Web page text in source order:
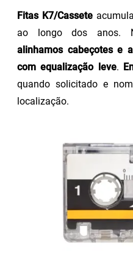
Fitas K7/Cassete
ao longo dos anos.
alinhamos cabeçotes e
com equalização leve.
quando solicitado e
localização.